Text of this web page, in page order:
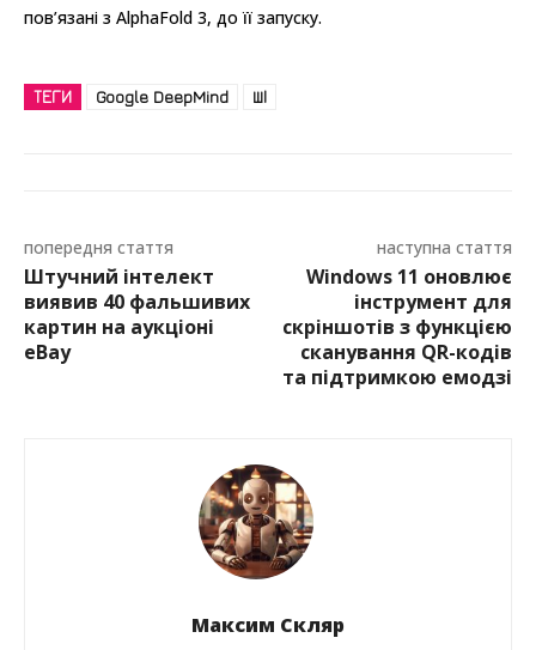
пов’язані з AlphaFold 3, до її запуску.
ТЕГИ Google DeepMind ШІ
попередня стаття
Штучний інтелект
виявив 40 фальшивих
картин на аукціоні
eBay
наступна стаття
Windows 11 оновлює
інструмент для
скріншотів з функцією
сканування QR-кодів
та підтримкою емодзі
Максим Скляр